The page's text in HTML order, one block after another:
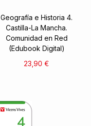
Geografía e Historia 4.
Castilla-La Mancha.
Comunidad en Red
(Edubook Digital)
23,90 €